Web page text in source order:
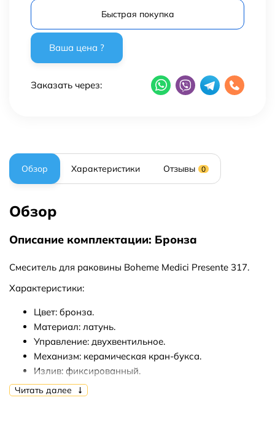
Быстрая покупка
Заказать через:
Обзор Характеристики Отзывы 0
Обзор
Описание комплектации: Бронза
Смеситель для раковины Boheme Medici Presente 317.
Характеристики:
Цвет: бронза.
Материал: латунь.
Управление: двухвентильное.
Механизм: керамическая кран-букса.
Излив: фиксированный.
Стандарт подводки: G 1/2.
Тип подводки: гибкая.
Читать далее